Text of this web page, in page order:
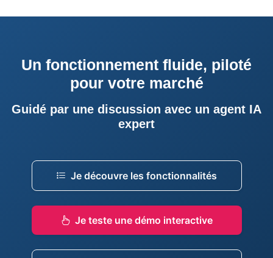
Un fonctionnement fluide, piloté
pour votre marché
Guidé par une discussion avec un agent IA
expert
Je découvre les fonctionnalités
Je teste une démo interactive